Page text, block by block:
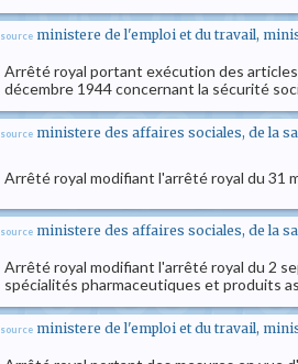
source ministere de l'emploi et du travail,
Arrêté royal portant exécution des
décembre 1944 concernant la sécurité
source ministere des affaires sociales, de la
Arrêté royal modifiant l'arrêté royal du 31
source ministere des affaires sociales, de la
Arrêté royal modifiant l'arrêté royal du 2
spécialités pharmaceutiques et produits
source ministere de l'emploi et du travail,